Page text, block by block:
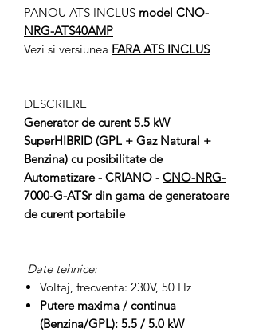
PANOU ATS INCLUS model CNO-
NRG-ATS40AMP
Vezi si versiunea FARA ATS INCLUS
DESCRIERE
Generator de curent 5.5 kW
SuperHIBRID (GPL + Gaz Natural +
Benzina) cu posibilitate de
Automatizare - CRIANO - CNO-NRG-
7000-G-ATSrdin gama de generatoare
de curent portabile
Date tehnice:
Voltaj, frecventa: 230V, 50 Hz
Putere maxima / continua
(Benzina/GPL): 5.5 / 5.0 kW